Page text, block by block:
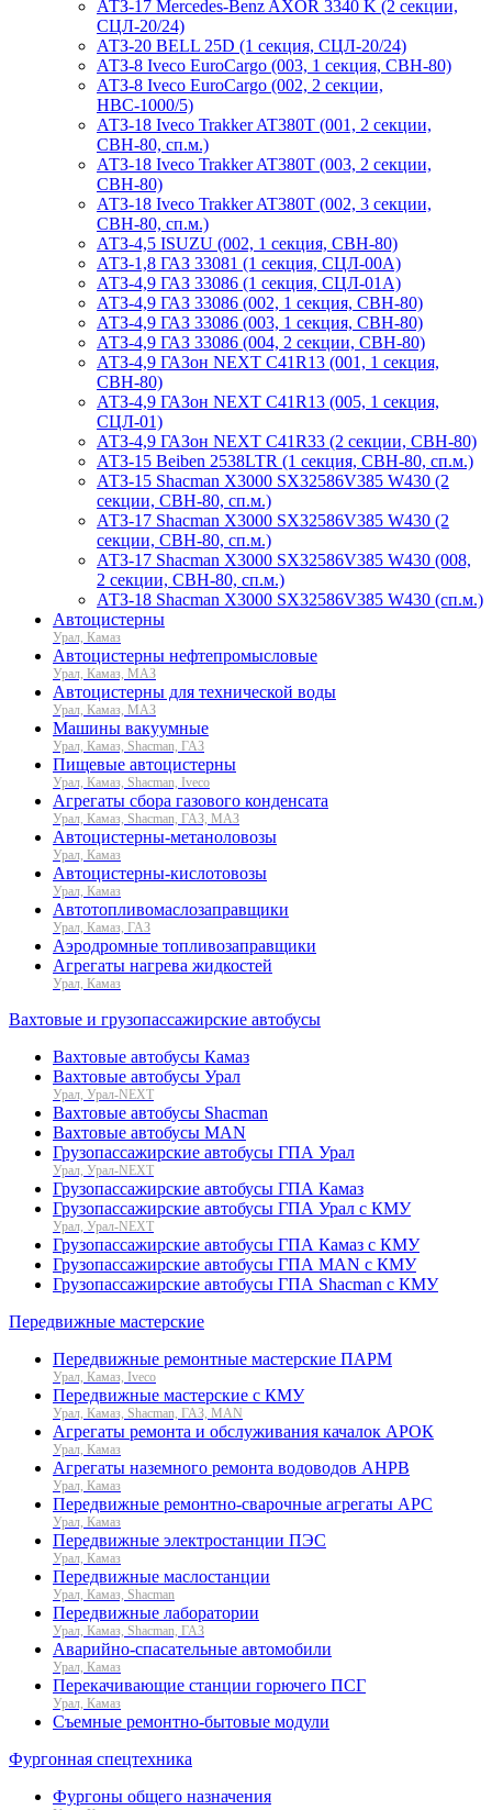
АТЗ-17 Mercedes-Benz AXOR 3340 K (2 секции,
СЦЛ-20/24)
АТЗ-20 BELL 25D (1 секция, СЦЛ-20/24)
АТЗ-8 Iveco EuroCargo (003, 1 секция, СВН-80)
АТЗ-8 Iveco EuroCargo (002, 2 секции,
НВС-1000/5)
АТЗ-18 Iveco Trakker AT380T (001, 2 секции,
СВН-80, сп.м.)
АТЗ-18 Iveco Trakker AT380T (003, 2 секции,
СВН-80)
АТЗ-18 Iveco Trakker AT380T (002, 3 секции,
СВН-80, сп.м.)
АТЗ-4,5 ISUZU (002, 1 секция, СВН-80)
АТЗ-1,8 ГАЗ 33081 (1 секция, СЦЛ-00А)
АТЗ-4,9 ГАЗ 33086 (1 секция, СЦЛ-01А)
АТЗ-4,9 ГАЗ 33086 (002, 1 секция, СВН-80)
АТЗ-4,9 ГАЗ 33086 (003, 1 секция, СВН-80)
АТЗ-4,9 ГАЗ 33086 (004, 2 секции, СВН-80)
АТЗ-4,9 ГАЗон NEXT C41R13 (001, 1 секция,
СВН-80)
АТЗ-4,9 ГАЗон NEXT C41R13 (005, 1 секция,
СЦЛ-01)
АТЗ-4,9 ГАЗон NEXT C41R33 (2 секции, СВН-80)
АТЗ-15 Beiben 2538LTR (1 секция, СВН-80, сп.м.)
АТЗ-15 Shacman X3000 SX32586V385 W430 (2
секции, СВН-80, сп.м.)
АТЗ-17 Shacman X3000 SX32586V385 W430 (2
секции, СВН-80, сп.м.)
АТЗ-17 Shacman X3000 SX32586V385 W430 (008,
2 секции, СВН-80, сп.м.)
АТЗ-18 Shacman X3000 SX32586V385 W430 (сп.м.)
Автоцистерны
Урал, Камаз
Автоцистерны нефтепромысловые
Урал, Камаз, МАЗ
Автоцистерны для технической воды
Урал, Камаз, МАЗ
Машины вакуумные
Урал, Камаз, Shacman, ГАЗ
Пищевые автоцистерны
Урал, Камаз, Shacman, Iveco
Агрегаты сбора газового конденсата
Урал, Камаз, Shacman, ГАЗ, МАЗ
Автоцистерны-метаноловозы
Урал, Камаз
Автоцистерны-кислотовозы
Урал, Камаз
Автотопливомаслозаправщики
Урал, Камаз, ГАЗ
Аэродромные топливозаправщики
Агрегаты нагрева жидкостей
Урал, Камаз
Вахтовые и грузопассажирские автобусы
Вахтовые автобусы Камаз
Вахтовые автобусы Урал
Урал, Урал-NEXT
Вахтовые автобусы Shacman
Вахтовые автобусы MAN
Грузопассажирские автобусы ГПА Урал
Урал, Урал-NEXT
Грузопассажирские автобусы ГПА Камаз
Грузопассажирские автобусы ГПА Урал с КМУ
Урал, Урал-NEXT
Грузопассажирские автобусы ГПА Камаз с КМУ
Грузопассажирские автобусы ГПА MAN с КМУ
Грузопассажирские автобусы ГПА Shacman с КМУ
Передвижные мастерские
Передвижные ремонтные мастерские ПАРМ
Урал, Камаз, Iveco
Передвижные мастерские с КМУ
Урал, Камаз, Shacman, ГАЗ, MAN
Агрегаты ремонта и обслуживания качалок АРОК
Урал, Камаз
Агрегаты наземного ремонта водоводов АНРВ
Урал, Камаз
Передвижные ремонтно-сварочные агрегаты АРС
Урал, Камаз
Передвижные электростанции ПЭС
Урал, Камаз
Передвижные маслостанции
Урал, Камаз, Shacman
Передвижные лаборатории
Урал, Камаз, Shacman, ГАЗ
Аварийно-спасательные автомобили
Урал, Камаз
Перекачивающие станции горючего ПСГ
Урал, Камаз
Съемные ремонтно-бытовые модули
Фургонная спецтехника
Фургоны общего назначения